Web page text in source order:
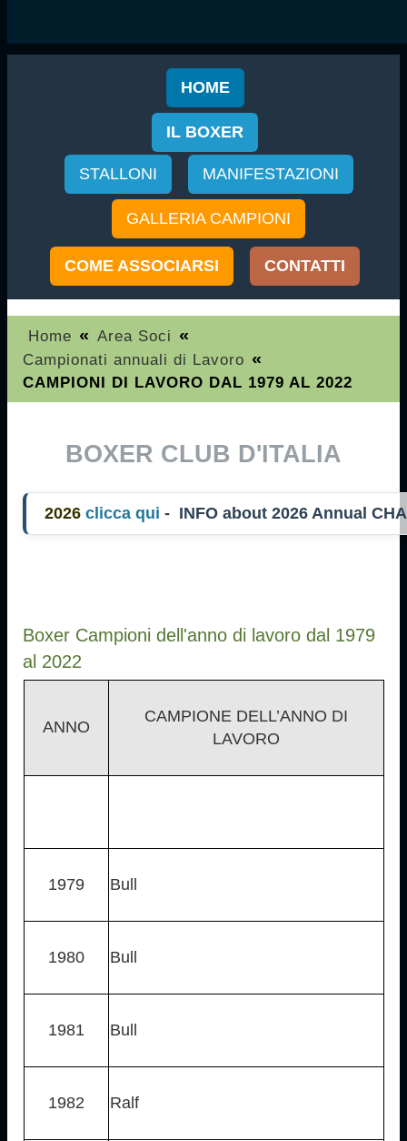
HOME
IL BOXER
STALLONI MANIFESTAZIONI
GALLERIA CAMPIONI
COME ASSOCIARSI CONTATTI
Home « Area Soci «
Campionati annuali di Lavoro «
CAMPIONI DI LAVORO DAL 1979 AL 2022
BOXER CLUB D'ITALIA
26 clicca qui- INFO about 2026 Annual
Boxer Campioni dell'anno di lavoro dal 1979
al 2022
ANNO
CAMPIONE DELL’ANNO DI
LAVORO
1979 Bull
1980 Bull
1981 Bull
1982 Ralf